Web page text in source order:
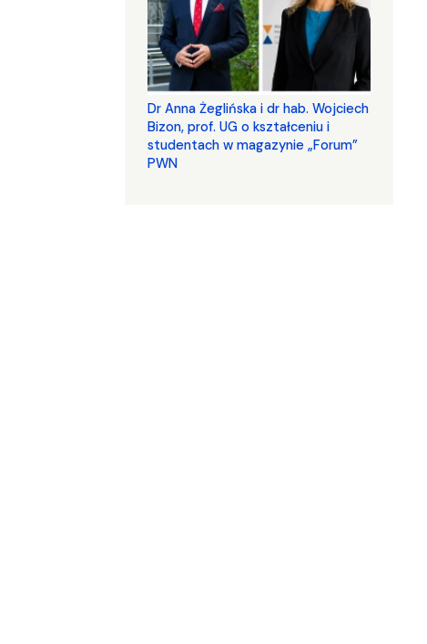
​​​​​​​Dr Anna Żeglińska i dr hab. Wojciech
Bizon, prof. UG o kształceniu i
studentach w magazynie „Forum”
PWN